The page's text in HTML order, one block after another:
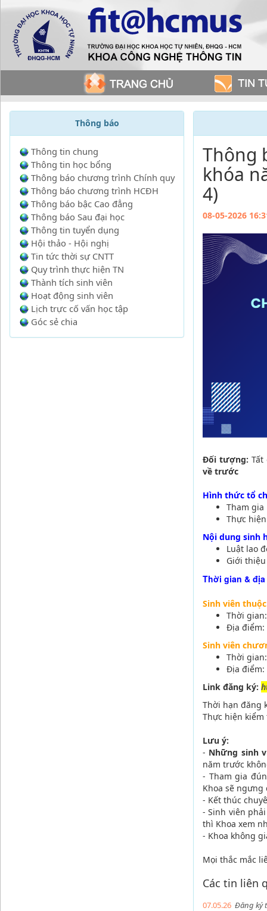
Thông báo
Thông tin chung
Thông tin học bổng
Thông báo chương trình Chính quy
Thông báo chương trình HCĐH
Thông báo bậc Cao đẳng
Thông báo Sau đại học
Thông tin tuyển dụng
Hội thảo - Hội nghị
Tin tức thời sự CNTT
Quy trình thực hiện TN
Thành tích sinh viên
Hoạt động sinh viên
Lịch trực cố vấn học tập
Góc sẻ chia
Thông
khóa
4)
08-05-2026
Đối tượng:
về trước
Hình thức tổ
Tham
Thực
Nội dung sinh
Luật lao
Giới
Thời gian &
Sinh viên
Thời
Địa
Sinh viên
Thời
Địa điểm:
Link đăng ký:
Thời hạn đăng
Thực hiện
Lưu ý:
- Những sinh
năm trước
- Tham gia
Khoa sẽ
- Kết thúc
- Sinh viên
thì Khoa xem
- Khoa không
Mọi thắc mắc
Các tin liên
07.05.26 Đăng ký